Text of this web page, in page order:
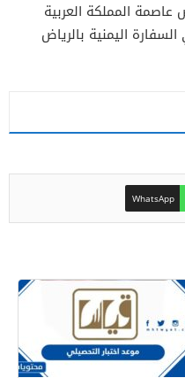
عاصمة المملكة العربية
اليمنية بالرياض
WhatsApp